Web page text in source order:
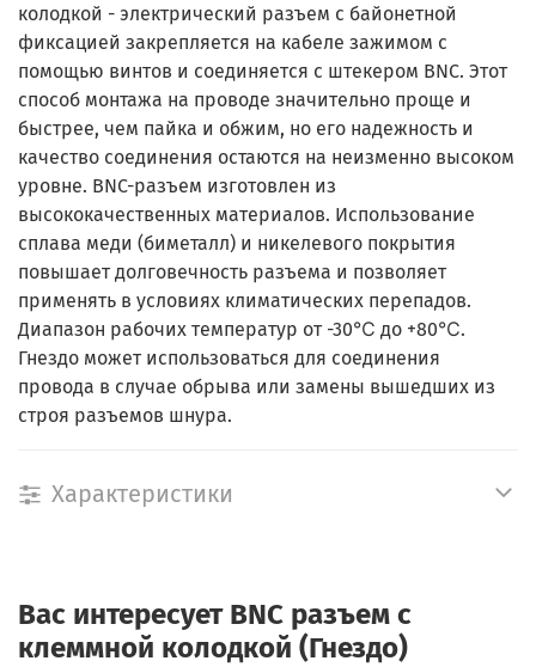
колодкой - электрический разъем с байонетной
фиксацией закрепляется на кабеле зажимом с
помощью винтов и соединяется с штекером BNC. Этот
способ монтажа на проводе значительно проще и
быстрее, чем пайка и обжим, но его надежность и
качество соединения остаются на неизменно высоком
уровне. BNC-разъем изготовлен из
высококачественных материалов. Использование
сплава меди (биметалл) и никелевого покрытия
повышает долговечность разъема и позволяет
применять в условиях климатических перепадов.
Диапазон рабочих температур от -30℃ до +80℃.
Гнездо может использоваться для соединения
провода в случае обрыва или замены вышедших из
строя разъемов шнура.
Характеристики
Вас интересует BNC разъем c
клеммной колодкой (Гнездо)